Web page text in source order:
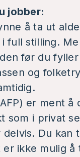
jobber:
å ta ut
full stilling.
før du
og
er ment å
som i privat
Du kan
ikke mulig å